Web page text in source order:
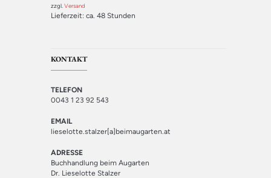
zzgl. Versand
Lieferzeit: ca. 48 Stunden
KONTAKT
TELEFON
0043 1 23 92 543
EMAIL
lieselotte.stalzer[a]beimaugarten.at
ADRESSE
Buchhandlung beim Augarten
Dr. Lieselotte Stalzer